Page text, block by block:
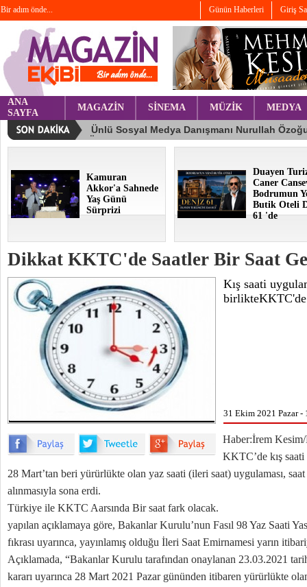
Bir adım önde... Günün Haberleri Giriş
ANA
SAYFA
MAGAZİN SİNEMA MÜZİK MEDYA
Kamuran
Akkor'a Sahnede
Yaş Günü
Sürprizi
Duayen
Caner
Bodrumun
Butik Oteli
61 'de
Dikkat KKTC'de Saatler Bir Saat
Kış saati
birlikteKKTC'de
31 Ekim 2021 Pazar -
Haber:İrem
KKTC’de kış saati
28 Mart’tan beri yürürlükte olan yaz saati (ileri saat) uygulaması,
alınmasıyla sona erdi.
Türkiye ile KKTC Aarsında Bir saat fark olacak.
yapılan açıklamaya göre, Bakanlar Kurulu’nun Fasıl 98 Yaz Saati
fıkrası uyarınca, yayınlamış olduğu İleri Saat Emirnamesi yarın
Açıklamada, “Bakanlar Kurulu tarafından onaylanan 23.03.2021
kararı uyarınca 28 Mart 2021 Pazar gününden itibaren yürürlükte